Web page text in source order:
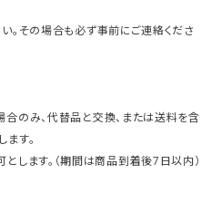
。その場合も必ず事前にご連絡くださ
のみ、代替品と交換、または送料を含
す。
します。（期間は商品到着後7日以内）